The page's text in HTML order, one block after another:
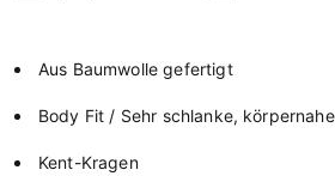
Aus Baumwolle gefertigt
Body Fit / Sehr schlanke,
Kent-Kragen